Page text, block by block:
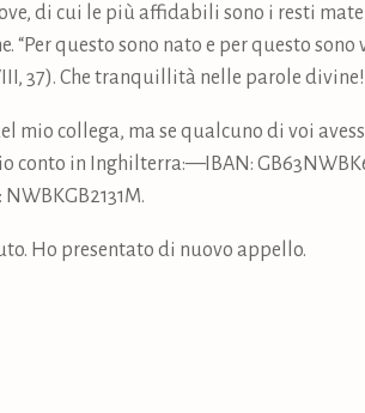
di cui le più affidabili sono i resti
questo sono nato e per questo
37). Che tranquillità nelle parole divine!
mio collega, ma se qualcuno di voi
conto in Inghilterra:—IBAN:
Ho presentato di nuovo appello.